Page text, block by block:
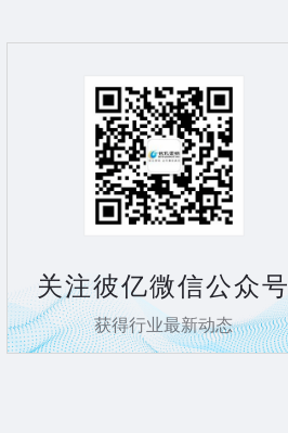
关注彼亿微信公众号
获得行业最新动态